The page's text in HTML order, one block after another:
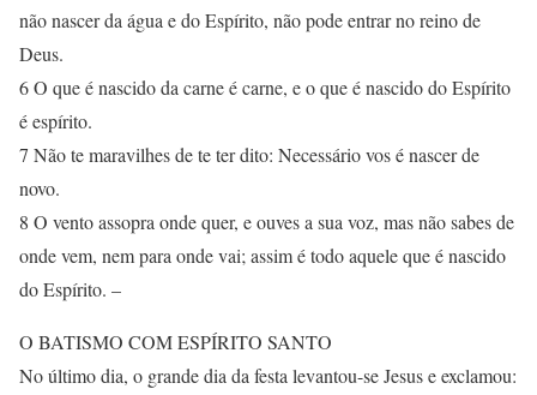
não nascer da água e do Espírito, não pode entrar no reino de
Deus.
6 O que é nascido da carne é carne, e o que é nascido do Espírito
é espírito.
7 Não te maravilhes de te ter dito: Necessário vos é nascer de
novo.
8 O vento assopra onde quer, e ouves a sua voz, mas não sabes de
onde vem, nem para onde vai; assim é todo aquele que é nascido
do Espírito. –
O BATISMO COM ESPÍRITO SANTO
No último dia, o grande dia da festa levantou-se Jesus e exclamou: